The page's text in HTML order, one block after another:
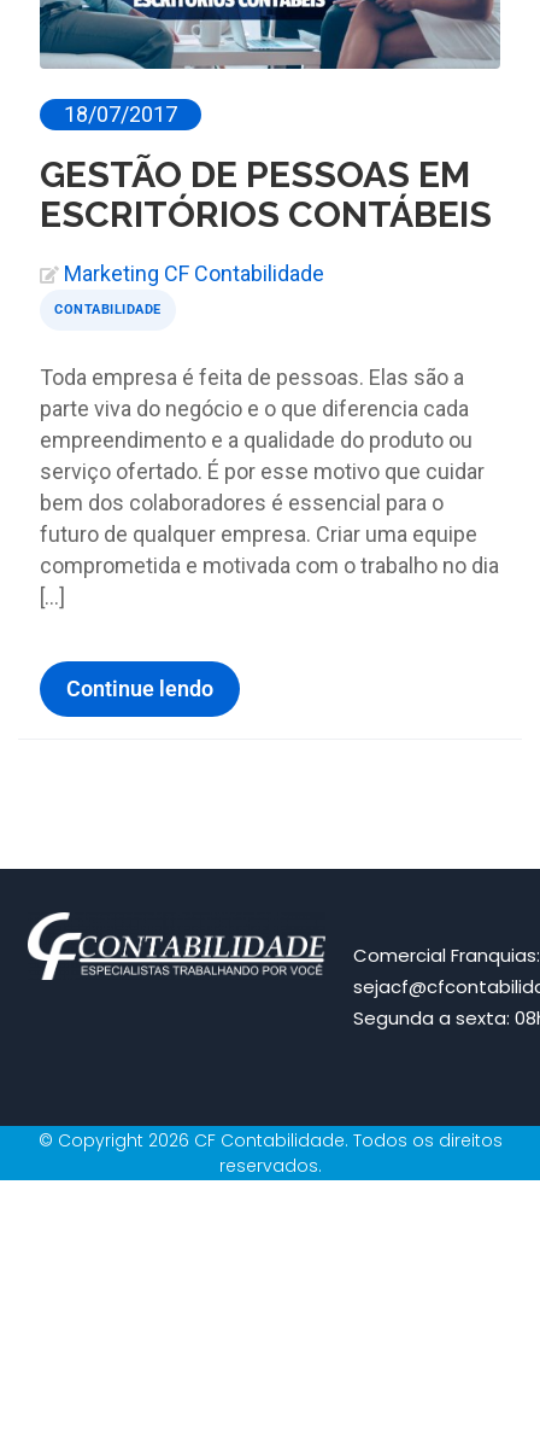
18/07/2017
GESTÃO DE PESSOAS EM
ESCRITÓRIOS CONTÁBEIS
Marketing CF Contabilidade
CONTABILIDADE
Toda empresa é feita de pessoas. Elas são a
parte viva do negócio e o que diferencia cada
empreendimento e a qualidade do produto ou
serviço ofertado. É por esse motivo que cuidar
bem dos colaboradores é essencial para o
futuro de qualquer empresa. Criar uma equipe
comprometida e motivada com o trabalho no dia
[…]
Continue lendo
Comercial
Segunda a sexta:
© Copyright 2026 CF Contabilidade. Todos os direitos
reservados.